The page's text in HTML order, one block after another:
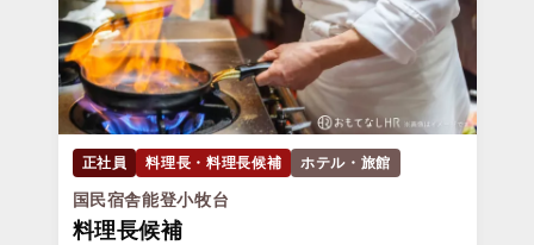
正社員 料理長・料理長候補 ホテル・旅館
国民宿舎能登小牧台
料理長候補